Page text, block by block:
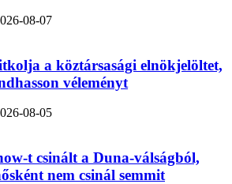
08-07
a köztársasági elnökjelöltet,
véleményt
08-05
t csinált a Duna-válságból,
nem csinál semmit